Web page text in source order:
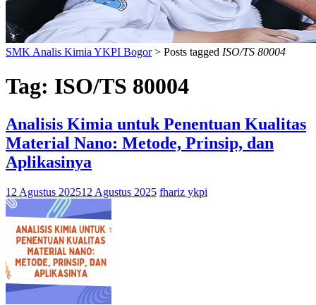
SMK Analis Kimia YKPI Bogor> Posts tagged ISO/TS 80004
Tag: ISO/TS 80004
Analisis Kimia untuk Penentuan Kualitas
Material Nano: Metode, Prinsip, dan
Aplikasinya
12 Agustus 202512 Agustus 2025 fhariz ykpi